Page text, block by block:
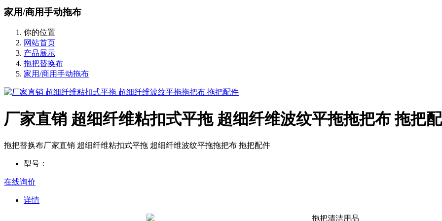
家用/商用手动拖布
你的位置
网站首页
产品展示
拖把替换布
家用/商用手动拖布
厂家直销 超细纤维粘扣式平拖 超细纤维波纹平拖拖把布 拖把
拖把替换布厂家直销 超细纤维粘扣式平拖 超细纤维波纹平拖拖把布 拖把配件
型号：
在线询价
详情